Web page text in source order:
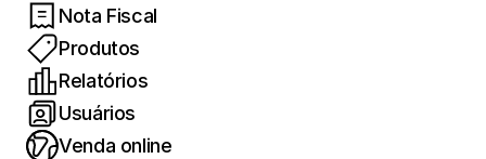
Nota Fiscal
Produtos
Relatórios
Usuários
Venda online